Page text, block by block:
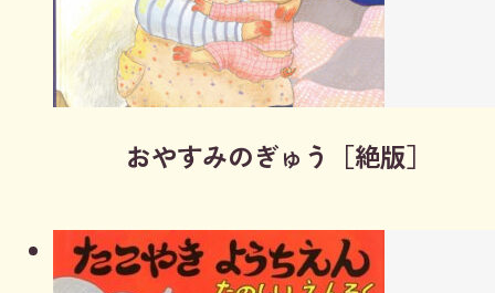
おやすみのぎゅう［絶版］